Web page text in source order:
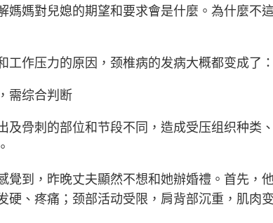
媽媽對兒媳的期望和要求會是什麼。為什麼
作压力的原因，颈椎病的发病大概都变成了
综合判断
骨刺的部位和节段不同，造成受压组织种类
到，昨晚丈夫顯然不想和她辦婚禮。首先，
硬、疼痛；颈部活动受限，肩背部沉重，肌肉